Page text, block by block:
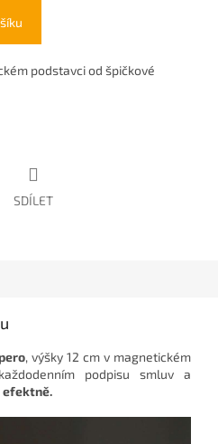
podstavci od špičkové
SDÍLET
, výšky 12 cm v magnetickém
podpisu smluv a
efektně.